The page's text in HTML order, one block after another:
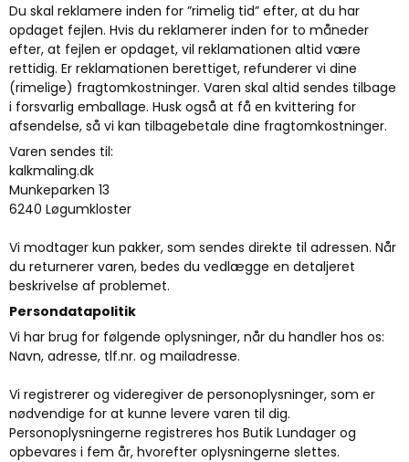
Du skal reklamere inden for ”rimelig tid” efter, at du har
opdaget fejlen. Hvis du reklamerer inden for to måneder
efter, at fejlen er opdaget, vil reklamationen altid være
rettidig. Er reklamationen berettiget, refunderer vi dine
(rimelige) fragtomkostninger. Varen skal altid sendes tilbage
i forsvarlig emballage. Husk også at få en kvittering for
afsendelse, så vi kan tilbagebetale dine fragtomkostninger.
Varen sendes til:
kalkmaling.dk
Munkeparken 13
6240 Løgumkloster
Vi modtager kun pakker, som sendes direkte til adressen. Når
du returnerer varen, bedes du vedlægge en detaljeret
beskrivelse af problemet.
Persondatapolitik
Vi har brug for følgende oplysninger, når du handler hos os:
Navn, adresse, tlf.nr. og mailadresse.
Vi registrerer og videregiver de personoplysninger, som er
nødvendige for at kunne levere varen til dig.
Personoplysningerne registreres hos Butik Lundager og
opbevares i fem år, hvorefter oplysningerne slettes.